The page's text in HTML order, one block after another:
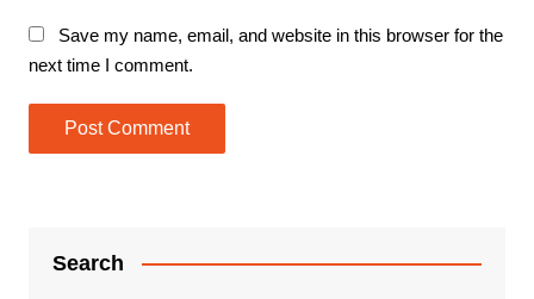
Save my name, email, and website in this browser for the
next time I comment.
Search